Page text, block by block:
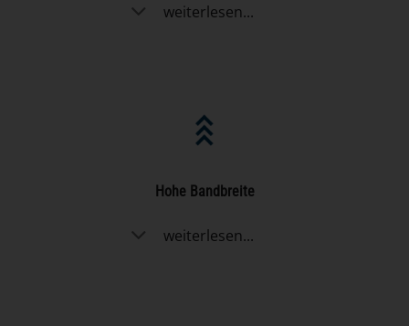
weiterlesen...
Hohe Bandbreite
weiterlesen...